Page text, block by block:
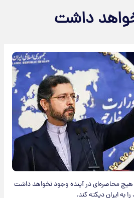
داشت
هیچ محاصره‌ای در آینده وجود نخواهد داشت
به ایران دیکته کند.